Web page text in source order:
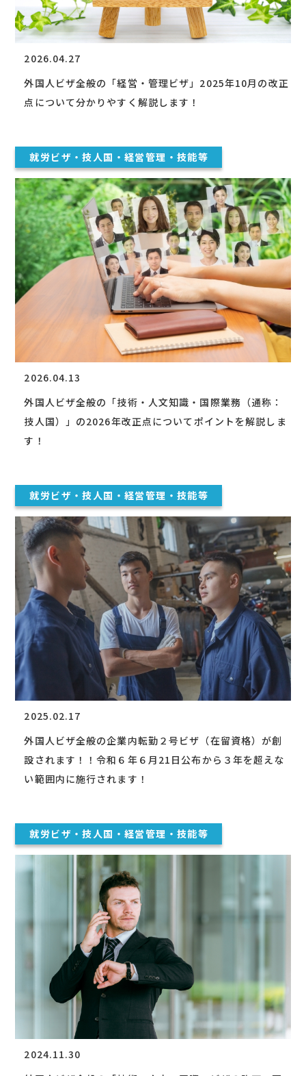
2026.04.27
外国人ビザ全般の「経営・管理ビザ」2025年10月の改正
点について分かりやすく解説します！
就労ビザ・技人国・経営管理・技能等
2026.04.13
外国人ビザ全般の「技術・人文知識・国際業務（通称：
技人国）」の2026年改正点についてポイントを解説しま
す！
就労ビザ・技人国・経営管理・技能等
2025.02.17
外国人ビザ全般の企業内転勤２号ビザ（在留資格）が創
設されます！！令和６年６月21日公布から３年を超えな
い範囲内に施行されます！
就労ビザ・技人国・経営管理・技能等
2024.11.30